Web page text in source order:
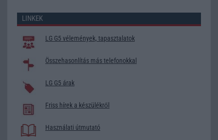
LINKEK
LG G5 vélemények, tapasztalatok
Összehasonlítás más telefonokkal
LG G5 árak
Friss hírek a készülékről
Használati útmutató